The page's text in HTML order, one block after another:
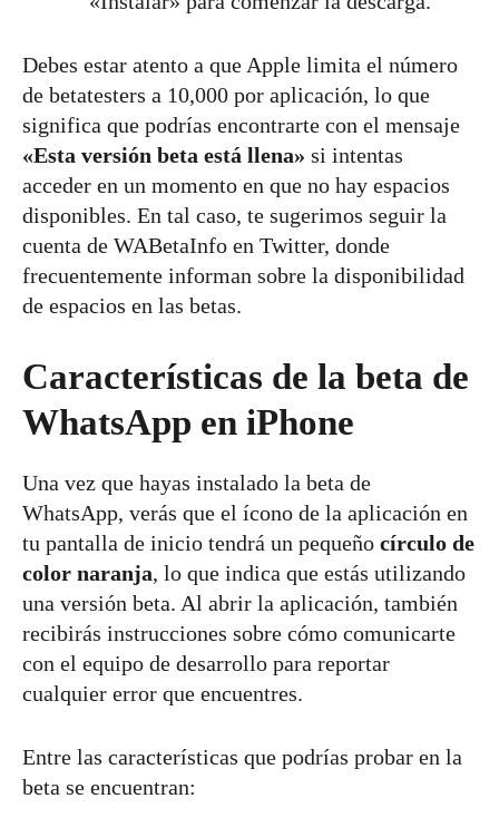
Debes estar atento a que Apple limita el número
de betatesters a 10,000 por aplicación, lo que
significa que podrías encontrarte con el mensaje
«Esta versión beta está llena» si intentas
acceder en un momento en que no hay espacios
disponibles. En tal caso, te sugerimos seguir la
cuenta de WABetaInfo en Twitter, donde
frecuentemente informan sobre la disponibilidad
de espacios en las betas.
Características de la beta de
WhatsApp en iPhone
Una vez que hayas instalado la beta de
WhatsApp, verás que el ícono de la aplicación en
tu pantalla de inicio tendrá un pequeño círculo de
color naranja, lo que indica que estás utilizando
una versión beta. Al abrir la aplicación, también
recibirás instrucciones sobre cómo comunicarte
con el equipo de desarrollo para reportar
cualquier error que encuentres.
Entre las características que podrías probar en la
beta se encuentran: